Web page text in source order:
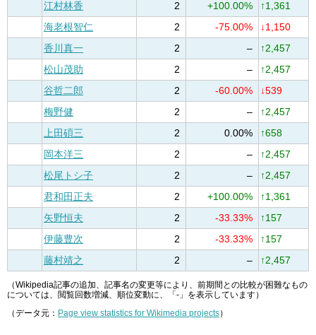
江村林香
2 +100.00%
↑1,361
海老根智仁
2 -75.00%
↓1,150
香川真一
2 –
↑2,457
松山茂助
2 –
↑2,457
谷哲二郎
2 -60.00%
↓539
梅野健
2 –
↑2,457
上田碩三
2 0.00%
↑658
岡本洋三
2 –
↑2,457
松尾トシ子
2 –
↑2,457
君和田正夫
2 +100.00%
↑1,361
矢野恒夫
2 -33.33%
↑157
伊藤豊次
2 -33.33%
↑157
藤村靖之
2 – ↑2,457
（Wikipedia記事の追加、記事名の変更等により、前期間との比較が困難なもの
については、閲覧回数増減、順位変動に、「-」を表示しています）
（データ元： Page view statistics for Wikimedia projects）